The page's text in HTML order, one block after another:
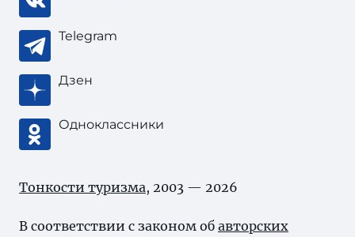
Telegram
Дзен
Одноклассники
Тонкости туризма, 2003 — 2026
В соответствии с законом об авторских